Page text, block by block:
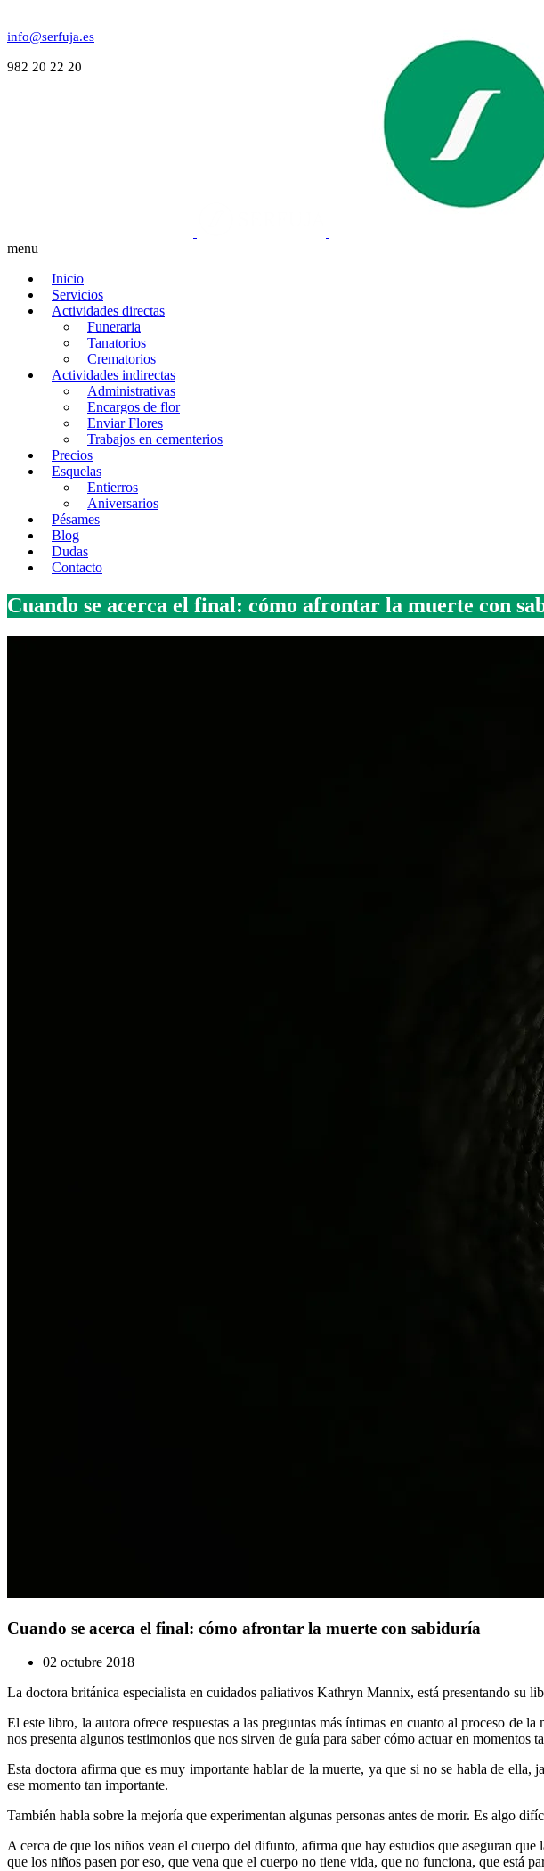
info@serfuja.es
982 20 22 20
menu
Inicio
Servicios
Actividades directas
Funeraria
Tanatorios
Crematorios
Actividades indirectas
Administrativas
Encargos de flor
Enviar Flores
Trabajos en cementerios
Precios
Esquelas
Entierros
Aniversarios
Pésames
Blog
Dudas
Contacto
Cuando se acerca el final: cómo afrontar la muerte con
Cuando se acerca el final: cómo afrontar la muerte con sabiduría
02 octubre 2018
La doctora británica especialista en cuidados paliativos Kathryn Mannix, está presentando su
El este libro, la autora ofrece respuestas a las preguntas más íntimas en cuanto al proceso de
nos presenta algunos testimonios que nos sirven de guía para saber cómo actuar en momentos
Esta doctora afirma que es muy importante hablar de la muerte, ya que si no se habla de ella,
ese momento tan importante.
También habla sobre la mejoría que experimentan algunas personas antes de morir. Es algo
A cerca de que los niños vean el cuerpo del difunto, afirma que hay estudios que aseguran
que los niños pasen por eso, que vena que el cuerpo no tiene vida, que no funciona, que está